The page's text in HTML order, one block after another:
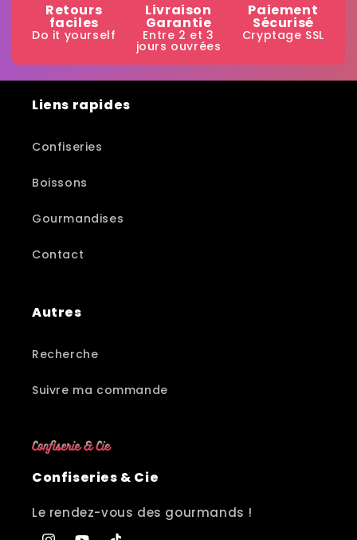
Retours
faciles
Do it yourself
Livraison
Garantie
Entre 2 et 3
jours ouvrées
Paiement
Sécurisé
Cryptage SSL
Liens rapides
Confiseries
Boissons
Gourmandises
Contact
Autres
Recherche
Suivre ma commande
Confiseries & Cie
Le rendez-vous des gourmands !